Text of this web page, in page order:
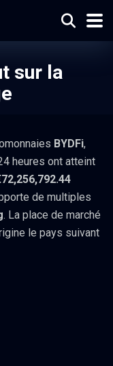
sur la
BYDFi,
heures ont atteint
de multiples
. La place de marché
le pays suivant